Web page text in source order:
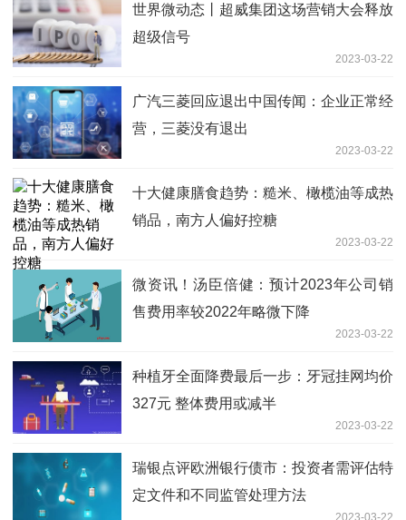
世界微动态丨超威集团这场营销大会释放
超级信号
2023-03-22
广汽三菱回应退出中国传闻：企业正常经
营，三菱没有退出
2023-03-22
十大健康膳食趋势：糙米、橄榄油等成热
销品，南方人偏好控糖
2023-03-22
微资讯！汤臣倍健：预计2023年公司销
售费用率较2022年略微下降
2023-03-22
种植牙全面降费最后一步：牙冠挂网均价
327元 整体费用或减半
2023-03-22
瑞银点评欧洲银行债市：投资者需评估特
定文件和不同监管处理方法
2023-03-22